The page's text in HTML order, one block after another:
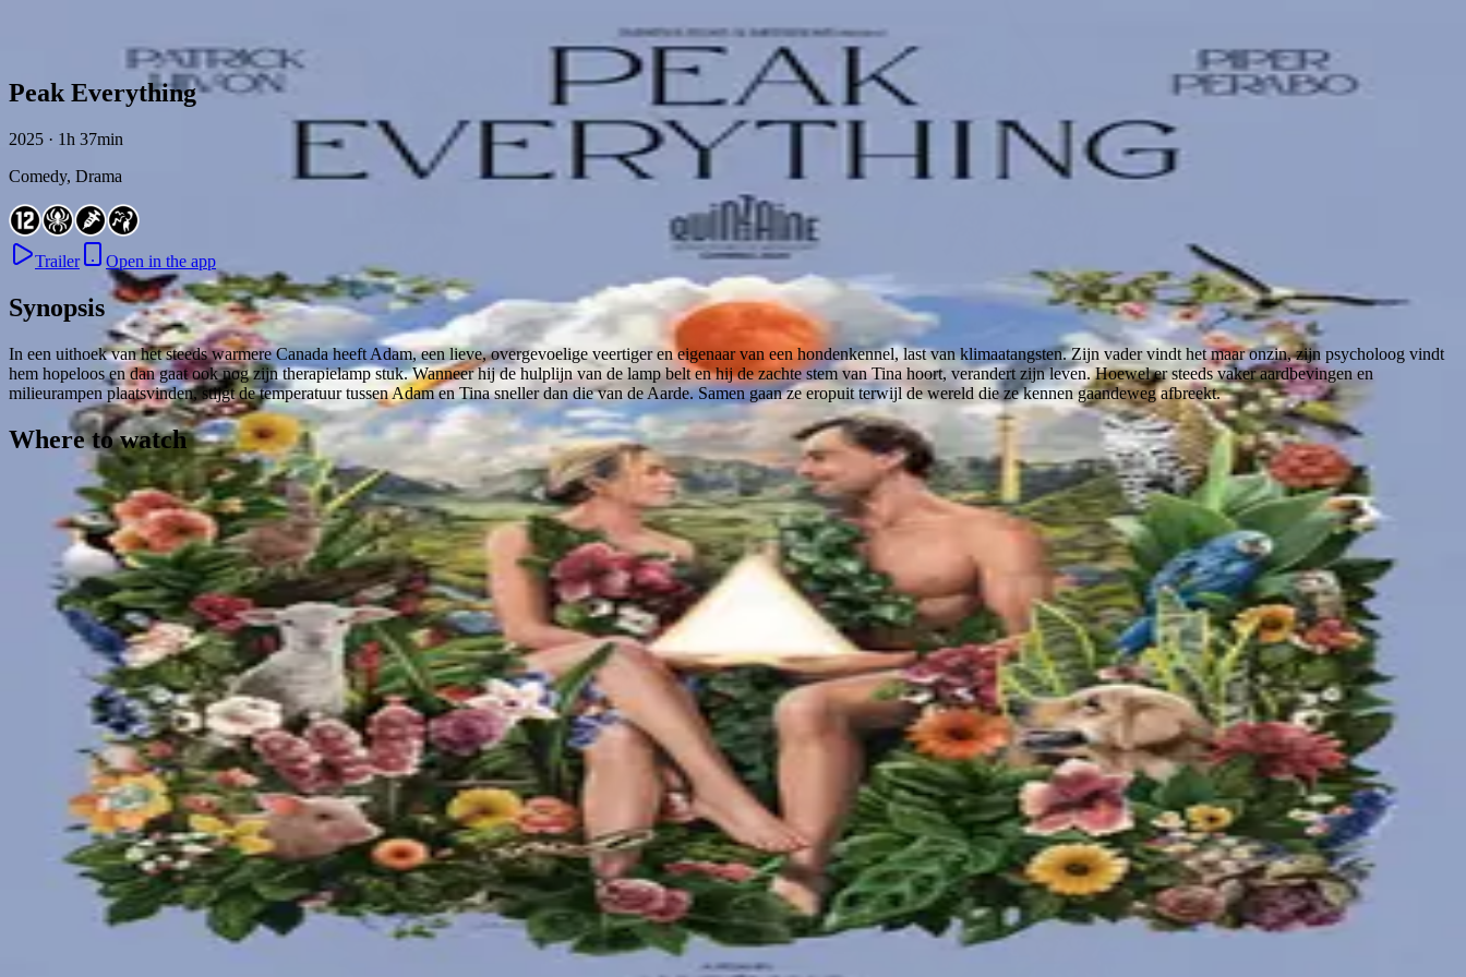
Peak Everything
2025 · 1h 37min
Comedy, Drama
Trailer Open in the app
Synopsis
In een uithoek van het steeds warmere Canada heeft Adam, een lieve, overgevoelige veertiger en eigenaar van een hondenkennel, last van klimaatangsten. Zijn vader vindt het maar onzin, zijn psycholoog vindt
hem hopeloos en dan gaat ook nog zijn therapielamp stuk. Wanneer hij de hulplijn van de lamp belt en hij de zachte stem van Tina hoort, verandert zijn leven. Hoewel er steeds vaker aardbevingen en
milieurampen plaatsvinden, stijgt de temperatuur tussen Adam en Tina sneller dan die van de Aarde. Samen gaan ze eropuit terwijl de wereld die ze kennen gaandeweg afbreekt.
Where to watch
Feedback PrivacyTerms
2026 Byoscoop·a product of Boydroid B.V.